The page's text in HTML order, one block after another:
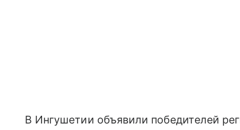
В Ингушетии объявили победителей